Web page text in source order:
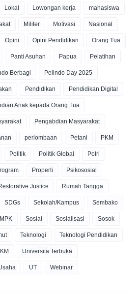
Lokal Lowongan kerja mahasiswa
Militer Motivasi Nasional
Opini Opini Pendidikan Orang Tua
Panti Asuhan Papua Pelatihan
Berbagi Pelindo Day 2025
Pendidikan Pendidikan Digital
Anak kepada Orang Tua
Pengabdian Masyarakat
perlombaan Petani PKM
Politik Politik Global Polri
Properti Psikososial
Justice Rumah Tangga
SDGs Sekolah/Kampus Sembako
Sosial Sosialisasi Sosok
Teknologi Teknologi Pendidikan
Universita Terbuka
UT Webinar